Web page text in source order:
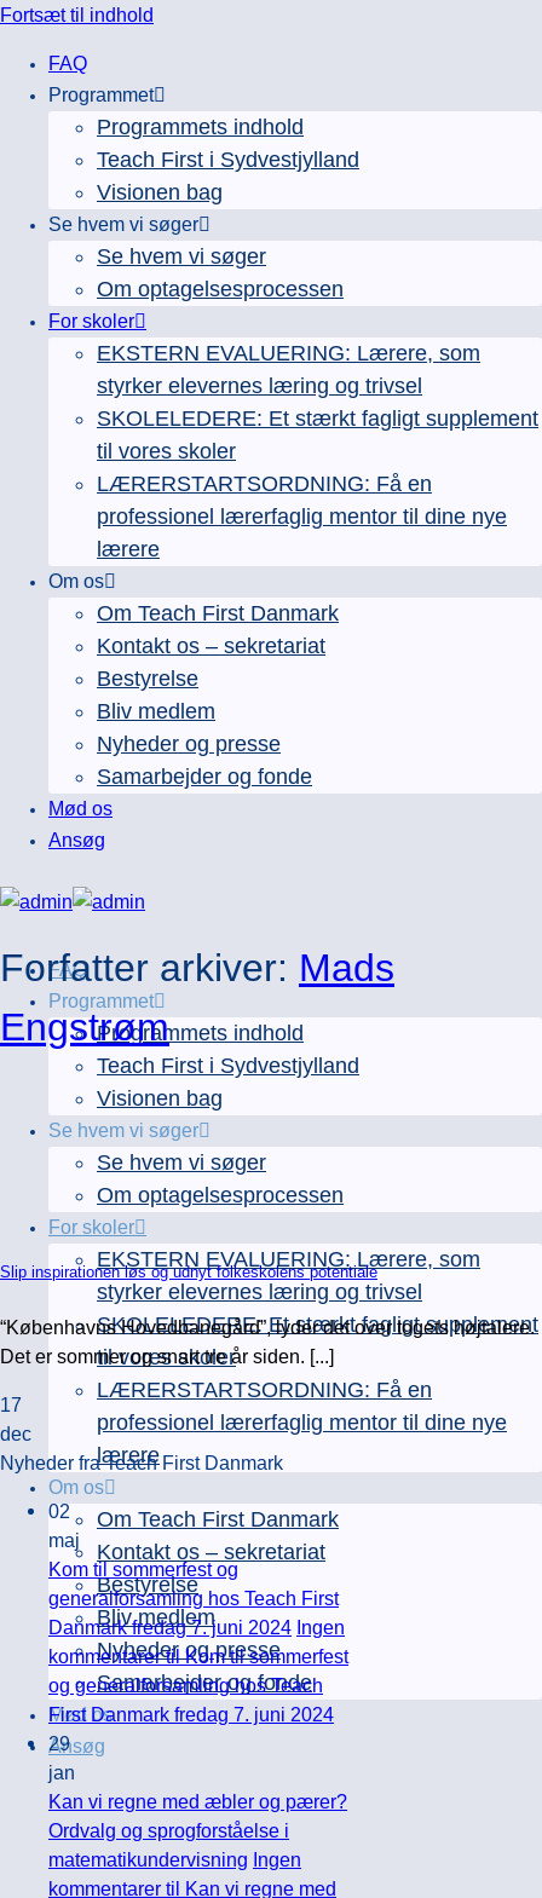
Fortsæt til indhold
FAQ
Programmet
Programmets indhold
Teach First i Sydvestjylland
Visionen bag
Se hvem vi søger
Se hvem vi søger
Om optagelsesprocessen
For skoler
EKSTERN EVALUERING: Lærere, som
styrker elevernes læring og trivsel
SKOLELEDERE: Et stærkt fagligt supplement
til vores skoler
LÆRERSTARTSORDNING: Få en
professionel lærerfaglig mentor til dine nye
lærere
Om os
Om Teach First Danmark
Kontakt os – sekretariat
Bestyrelse
Bliv medlem
Nyheder og presse
Samarbejder og fonde
Mød os
Ansøg
FAQ
Programmet
Programmets indhold
Teach First i Sydvestjylland
Visionen bag
Se hvem vi søger
Se hvem vi søger
Om optagelsesprocessen
For skoler
EKSTERN EVALUERING: Lærere, som
styrker elevernes læring og trivsel
SKOLELEDERE: Et stærkt fagligt supplement
til vores skoler
LÆRERSTARTSORDNING: Få en
professionel lærerfaglig mentor til dine nye
lærere
Om os
Om Teach First Danmark
Kontakt os – sekretariat
Bestyrelse
Bliv medlem
Nyheder og presse
Samarbejder og fonde
Mød os
Ansøg
Forfatter arkiver: Mads
Engstrøm
Slip inspirationen løs og udnyt folkeskolens potentiale
“Københavns Hovedbanegård”, lyder det over togets højtalere.
Det er sommer og snart tre år siden. [...]
17
dec
Nyheder fra Teach First Danmark
02
maj
Kom til sommerfest og
generalforsamling hos Teach First
Danmark fredag 7. juni 2024 Ingen
kommentarertil Kom til sommerfest
og generalforsamling hos Teach
First Danmark fredag 7. juni 2024
29
jan
Kan vi regne med æbler og pærer?
Ordvalg og sprogforståelse i
matematikundervisning Ingen
kommentarer til Kan vi regne med